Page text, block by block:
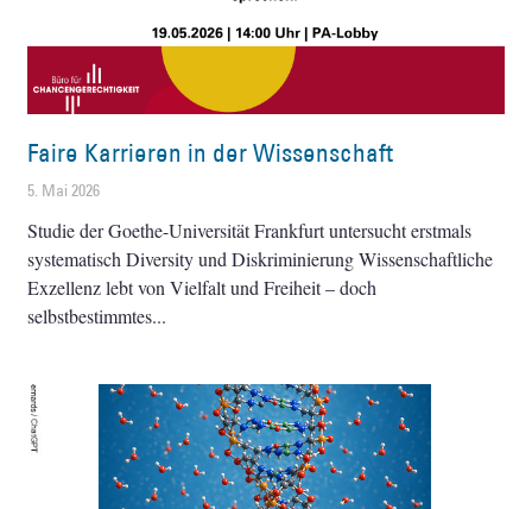
Faire Karrieren in der Wissenschaft
5. Mai 2026
Studie der Goethe-Universität Frankfurt untersucht erstmals
systematisch Diversity und Diskriminierung Wissenschaftliche
Exzellenz lebt von Vielfalt und Freiheit – doch
selbstbestimmtes